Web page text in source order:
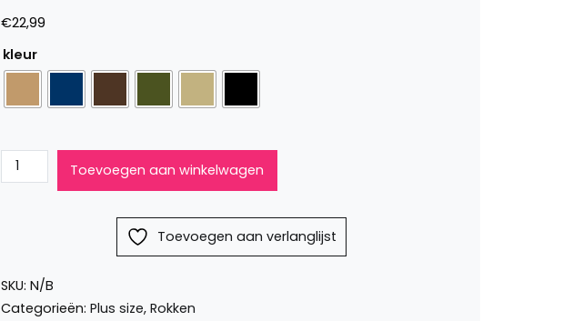
€22,99
kleur
Katoenen
rok
aantal
Toevoegen aan winkelwagen
Toevoegen aan verlanglijst
SKU: N/B
Categorieën: Plus size, Rokken